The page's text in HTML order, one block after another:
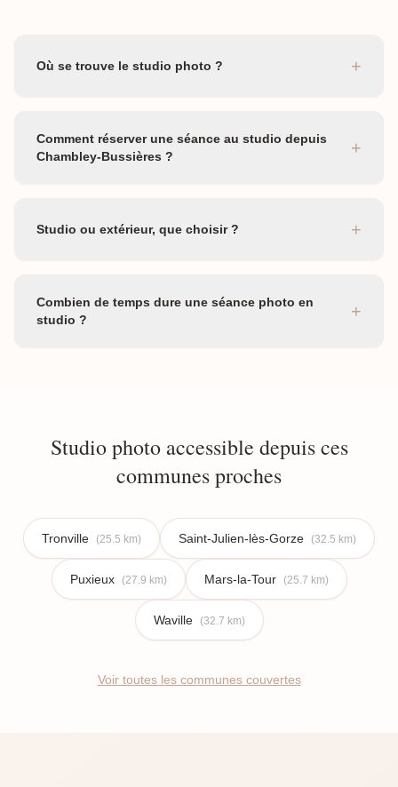
Où se trouve le studio photo ? +
Comment réserver une séance au studio depuis
Chambley-Bussières ?
+
Studio ou extérieur, que choisir ? +
Combien de temps dure une séance photo en
studio ?
+
Studio photo accessible depuis ces
communes proches
Tronville (25.5 km) Saint-Julien-lès-Gorze (32.5 km)
Puxieux (27.9 km) Mars-la-Tour (25.7 km)
Waville (32.7 km)
Voir toutes les communes couvertes